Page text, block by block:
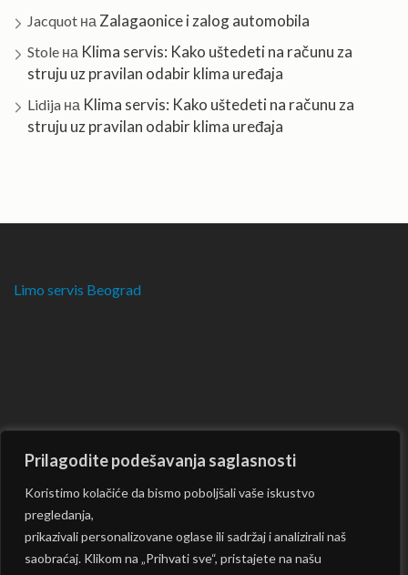
Prilagodite podešavanja saglasnosti
Koristimo kolačiće da bismo poboljšali vaše iskustvo
pregledanja,
prikazivali personalizovane oglase ili sadržaj i analizirali naš
saobraćaj. Klikom na „Prihvati sve“, pristajete na našu
Jacquot на Zalagaonice i zalog automobila
Stole на Klima servis: Kako uštedeti na računu za
struju uz pravilan odabir klima uređaja
Lidija на Klima servis: Kako uštedeti na računu za
struju uz pravilan odabir klima uređaja
Limo servis Beograd